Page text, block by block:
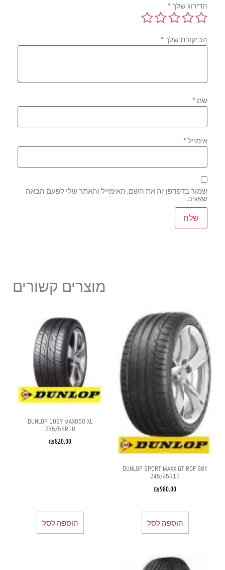
הדירוג שלך*
הביקורת שלך*
שם*
אימייל*
שמור בדפדפן זה את השם, האימייל והאתר שלי לפעם הבאה
שאגיב.
מוצרים קשורים
DUNLOP SPORT MAXX GT ROF 98Y
245/45R19
₪980.00
הוספה לסל
DUNLOP 109Y MAX050 XL
255/55R18
₪820.00
הוספה לסל